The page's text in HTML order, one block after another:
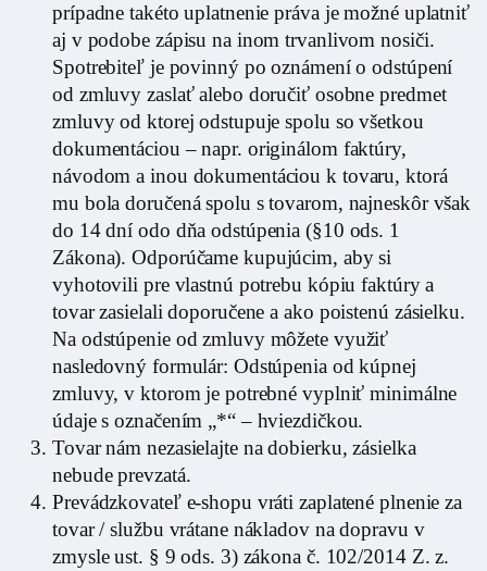
prípadne takéto uplatnenie práva je možné uplatniť
aj v podobe zápisu na inom trvanlivom nosiči.
Spotrebiteľ je povinný po oznámení o odstúpení
od zmluvy zaslať alebo doručiť osobne predmet
zmluvy od ktorej odstupuje spolu so všetkou
dokumentáciou – napr. originálom faktúry,
návodom a inou dokumentáciou k tovaru, ktorá
mu bola doručená spolu s tovarom, najneskôr však
do 14 dní odo dňa odstúpenia (§10 ods. 1
Zákona). Odporúčame kupujúcim, aby si
vyhotovili pre vlastnú potrebu kópiu faktúry a
tovar zasielali doporučene a ako poistenú zásielku.
Na odstúpenie od zmluvy môžete využiť
nasledovný formulár: Odstúpenia od kúpnej
zmluvy, v ktorom je potrebné vyplniť minimálne
údaje s označením „*“ – hviezdičkou.
Tovar nám nezasielajte na dobierku, zásielka
nebude prevzatá.
Prevádzkovateľ e-shopu vráti zaplatené plnenie za
tovar / službu vrátane nákladov na dopravu v
zmysle ust. § 9 ods. 3) zákona č. 102/2014 Z. z.